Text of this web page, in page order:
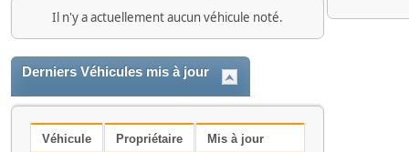
Il n'y a actuellement aucun véhicule noté.
Derniers Véhicules mis à jour
Véhicule Propriétaire Mis à jour